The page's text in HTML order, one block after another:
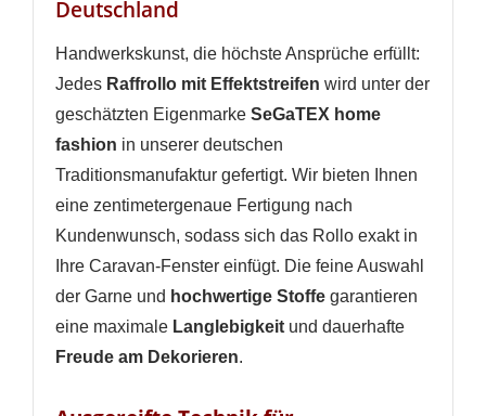
Deutschland
Handwerkskunst, die höchste Ansprüche erfüllt:
Jedes Raffrollo mit Effektstreifen wird unter der
geschätzten Eigenmarke SeGaTEX home
fashion in unserer deutschen
Traditionsmanufaktur gefertigt. Wir bieten Ihnen
eine zentimetergenaue Fertigung nach
Kundenwunsch, sodass sich das Rollo exakt in
Ihre Caravan-Fenster einfügt. Die feine Auswahl
der Garne und hochwertige Stoffe garantieren
eine maximale Langlebigkeit und dauerhafte
Freude am Dekorieren.
WUNSCHLISTE ERSTELLEN
Name der Wunschliste
ANMELDEN